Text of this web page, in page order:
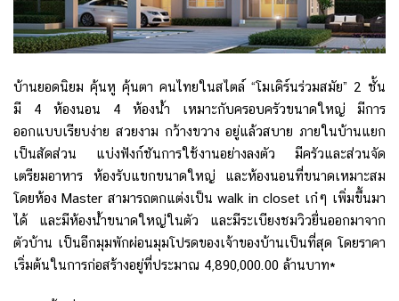
บ้านยอดนิยม คุ้นหู คุ้นตา คนไทยในสไตล์ “โมเดิร์นร่วมสมัย” 2 ชั้น
มี 4 ห้องนอน 4 ห้องน้ำ เหมาะกับครอบครัวขนาดใหญ่ มีการ
ออกแบบเรียบง่าย สวยงาม กว้างขวาง อยู่แล้วสบาย ภายในบ้านแยก
เป็นสัดส่วน แบ่งฟังก์ชันการใช้งานอย่างลงตัว มีครัวและส่วนจัด
เตรียมอาหาร ห้องรับแขกขนาดใหญ่ และห้องนอนที่ขนาดเหมาะสม
โดยห้อง Master สามารถตกแต่งเป็น walk in closet เก๋ๆ เพิ่มขึ้นมา
ได้ และมีห้องน้ำขนาดใหญ่ในตัว และมีระเบียงชมวิวยื่นออกมาจาก
ตัวบ้าน เป็นอีกมุมพักผ่อนมุมโปรดของเจ้าของบ้านเป็นที่สุด โดยราคา
เริ่มต้นในการก่อสร้างอยู่ที่ประมาณ 4,890,000.00 ล้านบาท*